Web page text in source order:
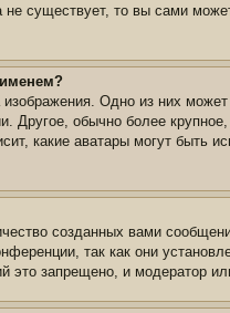
не существует, то вы сами
Одно из них
обычно более
какие аватары могут
созданных вами
так как они
запрещено, и модератор